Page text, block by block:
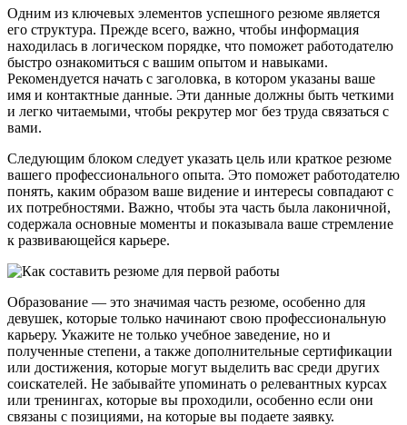
Одним из ключевых элементов успешного резюме является
его структура. Прежде всего, важно, чтобы информация
находилась в логическом порядке, что поможет работодателю
быстро ознакомиться с вашим опытом и навыками.
Рекомендуется начать с заголовка, в котором указаны ваше
имя и контактные данные. Эти данные должны быть четкими
и легко читаемыми, чтобы рекрутер мог без труда связаться с
вами.
Следующим блоком следует указать цель или краткое резюме
вашего профессионального опыта. Это поможет работодателю
понять, каким образом ваше видение и интересы совпадают с
их потребностями. Важно, чтобы эта часть была лаконичной,
содержала основные моменты и показывала ваше стремление
к развивающейся карьере.
Образование — это значимая часть резюме, особенно для
девушек, которые только начинают свою профессиональную
карьеру. Укажите не только учебное заведение, но и
полученные степени, а также дополнительные сертификации
или достижения, которые могут выделить вас среди других
соискателей. Не забывайте упоминать о релевантных курсах
или тренингах, которые вы проходили, особенно если они
связаны с позициями, на которые вы подаете заявку.